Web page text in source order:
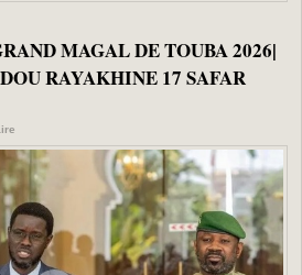
MAGAL DE TOUBA 2026|
RAYAKHINE 17 SAFAR